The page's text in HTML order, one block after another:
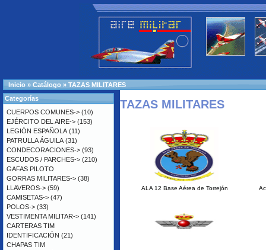
Inicio » Catálogo » TAZAS MILITARES
TAZAS MILITARES
ALA 12 Base Aérea de Torrejón
Categorías
CUERPOS COMUNES-> (10)
EJÉRCITO DEL AIRE-> (153)
LEGIÓN ESPAÑOLA (11)
PATRULLA ÁGUILA (31)
CONDECORACIONES-> (93)
ESCUDOS / PARCHES-> (210)
GAFAS PILOTO
GORRAS MILITARES-> (38)
LLAVEROS-> (59)
CAMISETAS-> (47)
POLOS-> (33)
VESTIMENTA MILITAR-> (141)
CARTERAS TIM
IDENTIFICACIÓN (21)
CHAPAS TIM